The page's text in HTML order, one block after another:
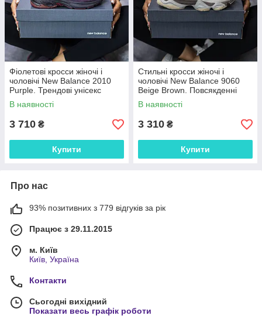
Фіолетові кросси жіночі і
чоловічі New Balance 2010
Purple. Трендові унісекс
кроссівки Нью Беленс 2010.
В наявності
3 710 ₴
Купити
Стильні кросси жіночі і
чоловічі New Balance 9060
Beige Brown. Повсякденні
унісекс кроссівки Нью Беленс
9060.
В наявності
3 310 ₴
Купити
Про нас
93% позитивних з 779 відгуків за рік
Працює з 29.11.2015
м. Київ
Київ, Україна
Контакти
Сьогодні вихідний
Показати весь графік роботи